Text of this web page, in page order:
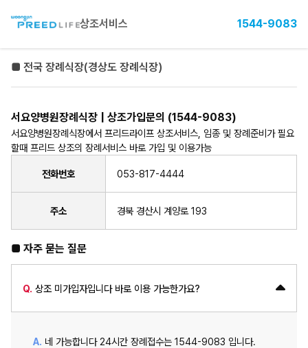
상조서비스 1544-9083
■ 전국 장례식장(경상도 장례식장)
서요양병원장례식장 | 상조가입문의 (1544-9083)
서요양병원장례식장에서 프리드라이프 상조서비스, 임종 및 장례준비가 필요
할때 프리드 상조의 장례서비스 바로 가입 및 이용가능
전화번호 053-817-4444
주소 경북 경산시 계양로 193
■ 자주 묻는 질문
Q. 상조 미가입자입니다 바로 이용 가능한가요?
A. 네 가능합니다 24시간 장례접수는 1544-9083 입니다.